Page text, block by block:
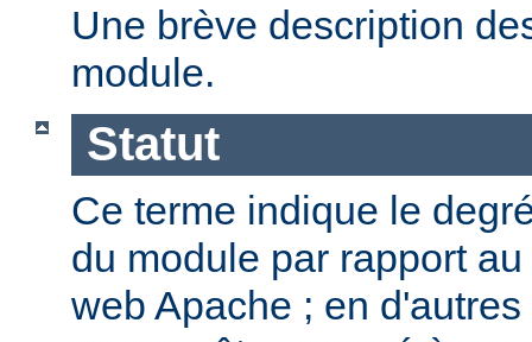
Une brève description
module.
Statut
Ce terme indique le
du module par rapport
web Apache ; en